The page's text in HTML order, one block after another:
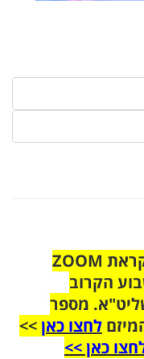
הצטרפו לקבוצת הוואטסאפ לקראת ZOOM
הקרוב
מספר
לחצו כאן>>
כאן >>